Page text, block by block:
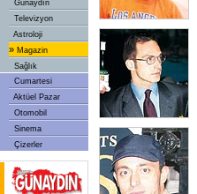
Günaydın
Televizyon
Astroloji
» Magazin
Sağlık
Cumartesi
Aktüel Pazar
Otomobil
Sinema
Çizerler